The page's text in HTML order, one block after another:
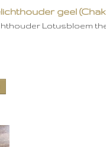
geel
Lotusbloem